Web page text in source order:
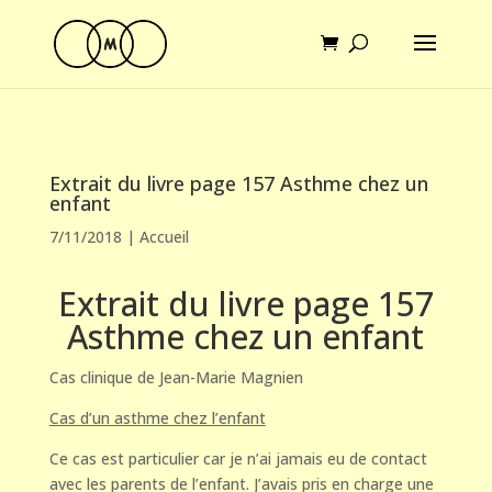
Extrait du livre page 157 Asthme chez un
enfant
7/11/2018 | Accueil
Extrait du livre page 157
Asthme chez un enfant
Cas clinique de Jean-Marie Magnien
Cas d’un asthme chez l’enfant
Ce cas est particulier car je n’ai jamais eu de contact
avec les parents de l’enfant. J’avais pris en charge une